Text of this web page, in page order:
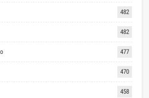
482
482
477
470
458